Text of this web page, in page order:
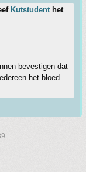
Kutstudenthet
bevestigen dat
het bloed